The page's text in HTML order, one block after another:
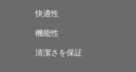
快適性
機能性
清潔さを保証